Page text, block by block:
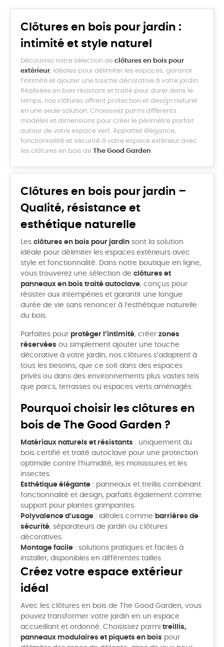
Clôtures en bois pour jardin :
intimité et style naturel
Découvrez notre sélection de clôtures en bois pour
extérieur, idéales pour délimiter les espaces, garantir
l’intimité et ajouter une touche décorative à votre jardin.
Réalisées en bois résistant et traité pour durer dans le
temps, nos clôtures offrent protection et design naturel
en une seule solution. Choisissez parmi différents
modèles et dimensions pour créer le périmètre parfait
autour de votre espace vert. Apportez élégance,
fonctionnalité et sécurité à votre espace extérieur avec
les clôtures en bois de The Good Garden.
Clôtures en bois pour jardin –
Qualité, résistance et
esthétique naturelle
Les clôtures en bois pour jardin sont la solution
idéale pour délimiter les espaces extérieurs avec
style et fonctionnalité. Dans notre boutique en ligne,
vous trouverez une sélection de clôtures et
panneaux en bois traité autoclave, conçus pour
résister aux intempéries et garantir une longue
durée de vie sans renoncer à l’esthétique naturelle
du bois.
Parfaites pour protéger l’intimité, créer zones
réservées ou simplement ajouter une touche
décorative à votre jardin, nos clôtures s’adaptent à
tous les besoins, que ce soit dans des espaces
privés ou dans des environnements plus vastes tels
que parcs, terrasses ou espaces verts aménagés.
Pourquoi choisir les clôtures en
bois de The Good Garden ?
Matériaux naturels et résistants : uniquement du
bois certifié et traité autoclave pour une protection
optimale contre l’humidité, les moisissures et les
insectes.
Esthétique élégante : panneaux et treillis combinant
fonctionnalité et design, parfaits également comme
support pour plantes grimpantes.
Polyvalence d’usage : idéales comme barrières de
sécurité, séparateurs de jardin ou clôtures
décoratives.
Montage facile : solutions pratiques et faciles à
installer, disponibles en différentes tailles.
Créez votre espace extérieur
idéal
Avec les clôtures en bois de The Good Garden, vous
pouvez transformer votre jardin en un espace
accueillant et ordonné. Choisissez parmi treillis,
panneaux modulaires et piquets en bois pour